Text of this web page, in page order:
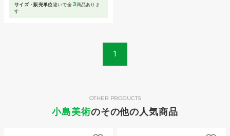
サイズ・販売単位違いで全3商品ありま
す
1
小島美術のその他の人気商品
OTHER PRODUCTS